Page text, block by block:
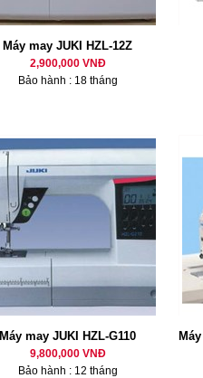
Máy may JUKI HZL-12Z
2,900,000 VNĐ
Bảo hành : 18 tháng
Máy may JUKI HZL-G110
9,800,000 VNĐ
Bảo hành : 12 tháng